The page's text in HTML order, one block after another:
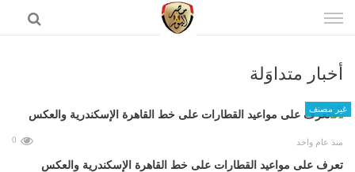
الى
أخبار متداوَلة
غير مصنف
منذ عام واحد 0
تعرف على مواعيد القطارات على خط القاهرة الإسكندرية والعكس